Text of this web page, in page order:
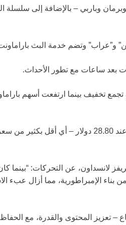
وباربي – بالإضافة إلى سلسلة
و”عراب” وتضم خدمة البث
بعد ساعات مع تطور الأحداث.
ارتفاع أسهمها بنسبة 8.5% في تجمع تخفيف بينما
لانسداون، عن التحركات: “بينما
من بناء الإمبراطورية، مما أزال عبء
– تعزيز المحتوى والقدرة، مع